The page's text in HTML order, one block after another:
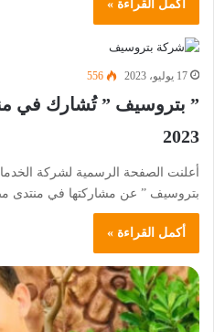
أكمل القراءة »
17 يوليو، 2023 556
” بتروسيف ” تُشارك في
2023
أعلنت الصفحة الرسمية لشركة الخدمات
بتروسيف ” عن مشاركتها في منتدى مصر
أكمل القراءة »